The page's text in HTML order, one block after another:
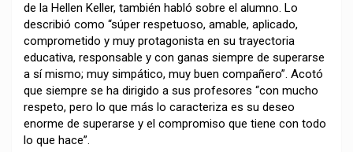
de la Hellen Keller, también habló sobre el alumno. Lo
describió como “súper respetuoso, amable, aplicado,
comprometido y muy protagonista en su trayectoria
educativa, responsable y con ganas siempre de superarse
a sí mismo; muy simpático, muy buen compañero”. Acotó
que siempre se ha dirigido a sus profesores “con mucho
respeto, pero lo que más lo caracteriza es su deseo
enorme de superarse y el compromiso que tiene con todo
lo que hace”.